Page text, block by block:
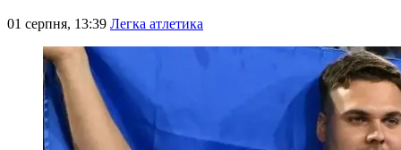
01 серпня, 13:39 Легка атлетика